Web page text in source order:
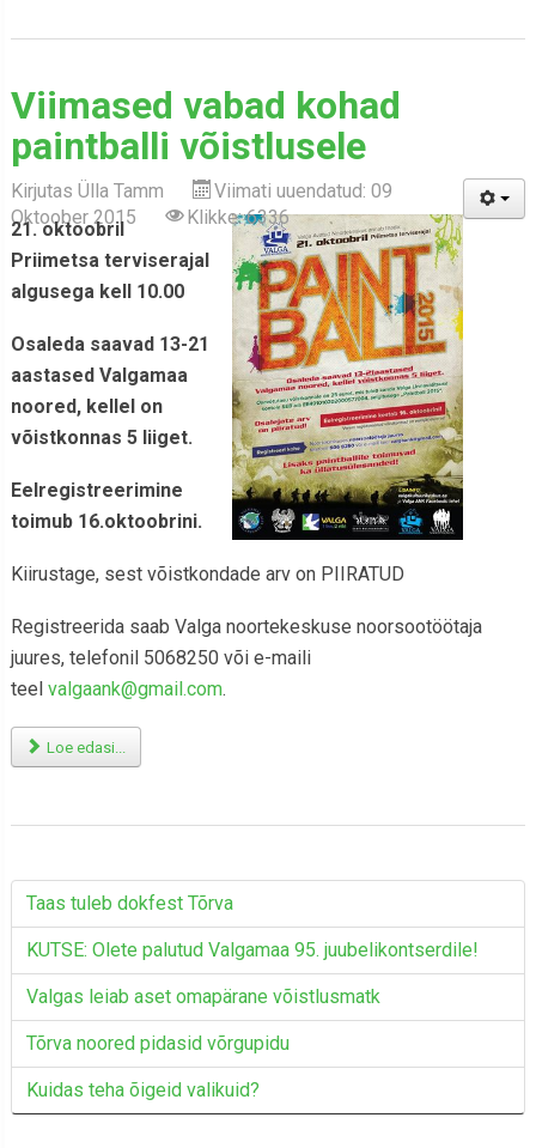
Viimased vabad kohad
paintballi võistlusele
Kirjutas Ülla Tamm
Viimati uuendatud: 09
Oktoober 2015
Klikke: 6336
21. oktoobril
Priimetsa terviserajal
algusega kell 10.00
Osaleda saavad 13-21
aastased Valgamaa
noored, kellel on
võistkonnas 5 liiget.
Eelregistreerimine
toimub 16.oktoobrini.
Kiirustage, sest võistkondade arv on PIIRATUD
Registreerida saab Valga noortekeskuse noorsootöötaja
juures, telefonil 5068250 või e-maili
teel valgaank@gmail.com.
Loe edasi...
Taas tuleb dokfest Tõrva
KUTSE: Olete palutud Valgamaa 95. juubelikontserdile!
Valgas leiab aset omapärane võistlusmatk
Tõrva noored pidasid võrgupidu
Kuidas teha õigeid valikuid?